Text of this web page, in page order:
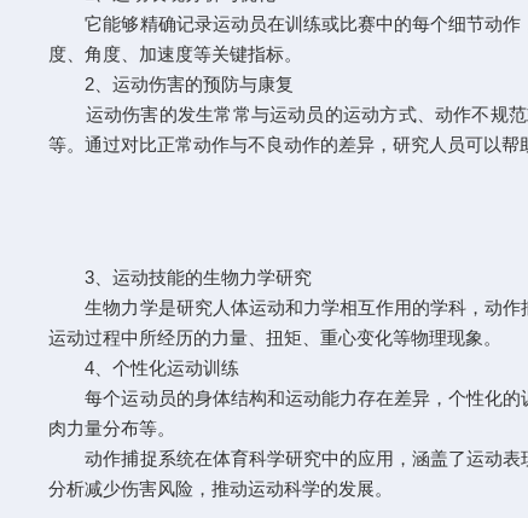
它能够精确记录运动员在训练或比赛中的每个细节动作
度、角度、加速度等关键指标。
2、运动伤害的预防与康复
运动伤害的发生常常与运动员的运动方式、动作不规范
等。通过对比正常动作与不良动作的差异，研究人员可以
3、运动技能的生物力学研究
生物力学是研究人体运动和力学相互作用的学科，动作
运动过程中所经历的力量、扭矩、重心变化等物理现象。
4、个性化运动训练
每个运动员的身体结构和运动能力存在差异，个性化的
肉力量分布等。
动作捕捉系统在体育科学研究中的应用，涵盖了运动表
分析减少伤害风险，推动运动科学的发展。